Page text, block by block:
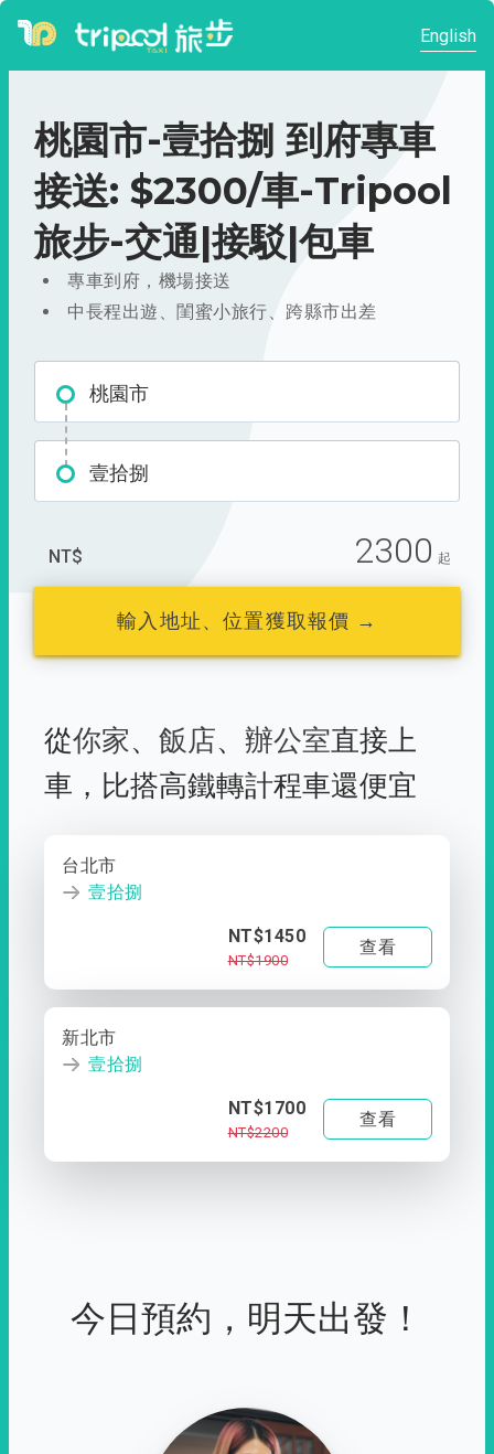
English
桃園市-壹拾捌 到府專車
接送: $2300/車-Tripool
旅步-交通|接駁|包車
專車到府，機場接送
中長程出遊、閨蜜小旅行、跨縣市出差
桃園市
壹拾捌
NT$ 2300 起
輸入地址、位置獲取報價 →
從你家、 飯店、 辦公室直接上
車， 比搭高鐵轉計程車還便宜
台北市
壹拾捌
NT$1450
NT$1900
查看
新北市
壹拾捌
NT$1700
NT$2200
查看
今日預約，明天出發！